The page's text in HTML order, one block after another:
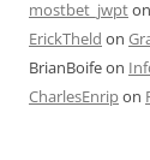
mostbet_jwpton
ErickTheld on
BrianBoifeon
CharlesEnripon